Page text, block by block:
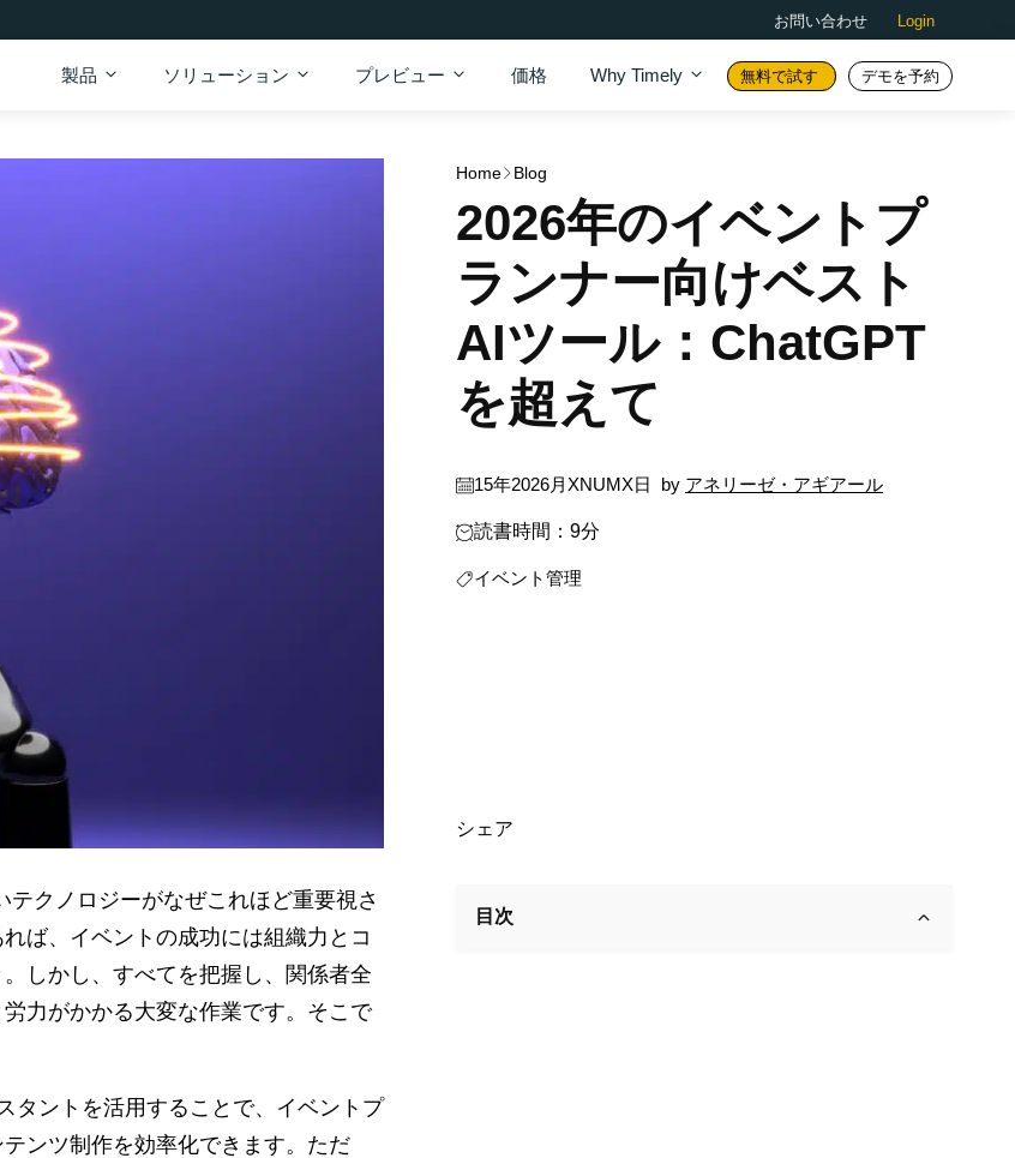
お問い合わせ Login
製品 ソリューション プレビュー 価格 Why Timely 無料で試す デモを予約
Home Blog
2026年のイベントプ
ランナー向けベスト
AIツール：ChatGPT
を超えて
15年2026月XNUMX日 by アネリーゼ・アギアール
読書時間：9分
イベント管理
シェア
ば、イベントの成功には組織力とコ
しかし、すべてを把握し、関係者全
力がかかる大変な作業です。そこで
タントを活用することで、イベントプ
ンツ制作を効率化できます。ただ
目次